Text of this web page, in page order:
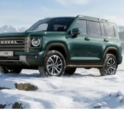
H9
от 4 799 000 ₽
дороге»
обслуживания